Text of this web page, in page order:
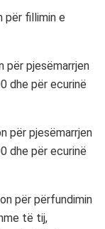
për fillimin e
për pjesëmarrjen
dhe për ecurinë
për pjesëmarrjen
dhe për ecurinë
për përfundimin
të tij,